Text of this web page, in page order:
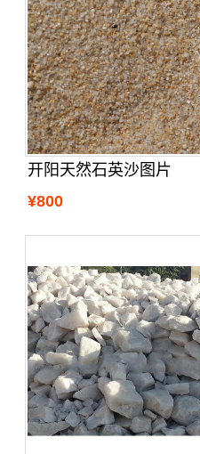
开阳天然石英沙图片
¥800